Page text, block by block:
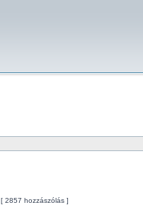
[ 2857 hozzászólás ]